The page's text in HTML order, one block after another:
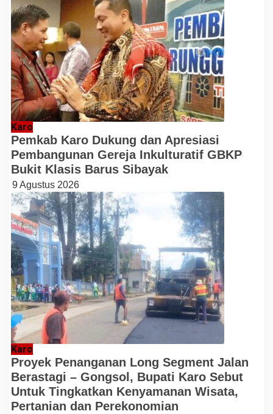
Karo
Pemkab Karo Dukung dan Apresiasi
Pembangunan Gereja Inkulturatif GBKP
Bukit Klasis Barus Sibayak
9 Agustus 2026
Karo
Proyek Penanganan Long Segment Jalan
Berastagi – Gongsol, Bupati Karo Sebut
Untuk Tingkatkan Kenyamanan Wisata,
Pertanian dan Perekonomian